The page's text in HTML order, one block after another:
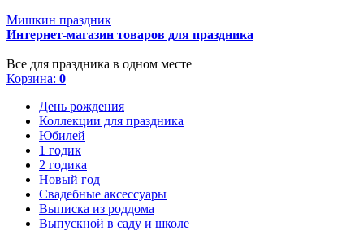
Мишкин праздник
Интернет-магазин товаров для праздника
Все для праздника в одном месте
Корзина: 0
День рождения
Коллекции для праздника
Юбилей
1 годик
2 годика
Новый год
Свадебные аксессуары
Выписка из роддома
Выпускной в саду и школе